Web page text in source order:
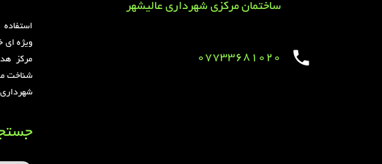
ساختمان مرکزی شهرداری عالیشهر
07733681020
ویژه ای
مرکز
شناخت
شهرداری